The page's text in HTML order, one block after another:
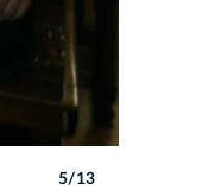
5/13